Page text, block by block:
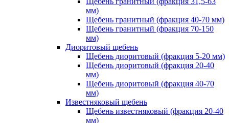
мм)
Щебень гранитный (фракция 40-70 мм)
Щебень гранитный (фракция 70-150
мм)
Диоритовый щебень
Щебень диоритовый (фракция 5-20 мм)
Щебень диоритовый (фракция 20-40
мм)
Щебень диоритовый (фракция 40-70
мм)
Известняковый щебень
Щебень известняковый (фракция 20-40
мм)